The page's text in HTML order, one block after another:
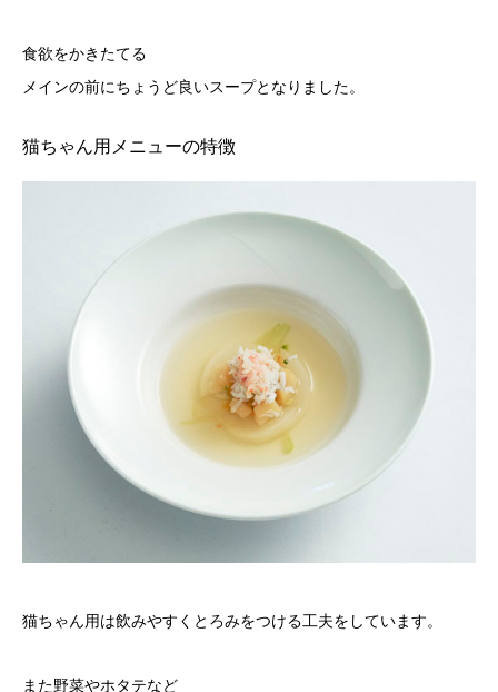
食欲をかきたてる
メインの前にちょうど良いスープとなりました。
猫ちゃん用メニューの特徴
猫ちゃん用は飲みやすくとろみをつける工夫をしています。
また野菜やホタテなど